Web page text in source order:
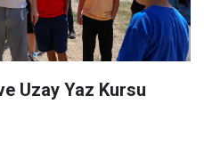
Uzay Yaz Kursu